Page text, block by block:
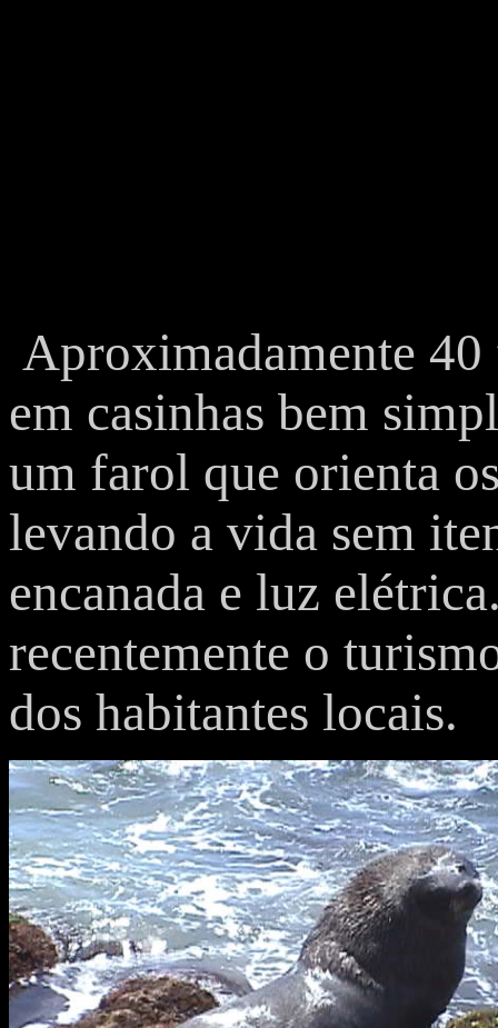
Aproximadamente
em casinhas bem
um farol que orienta
levando a vida sem
encanada e luz
recentemente o
dos habitantes locais.